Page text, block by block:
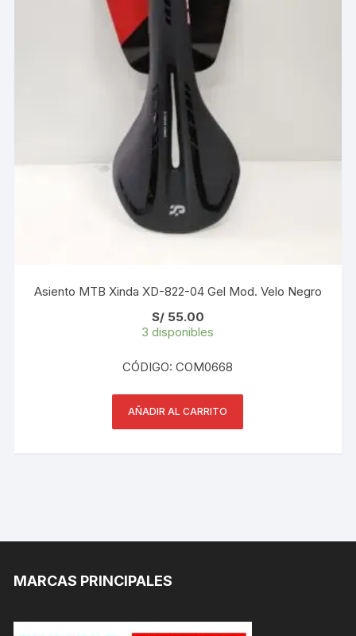
Asiento MTB Xinda XD-822-04 Gel Mod. Velo Negro
S/55.00
3 disponibles
CÓDIGO: COM0668
AÑADIR AL CARRITO
MARCAS PRINCIPALES